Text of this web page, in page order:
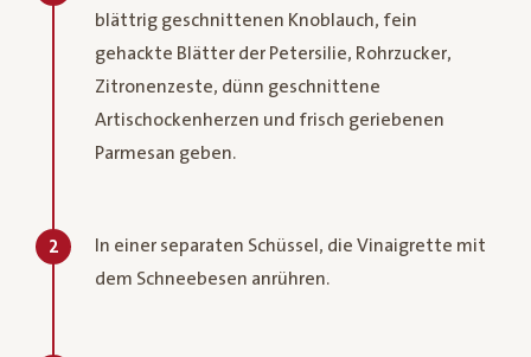
blättrig geschnittenen Knoblauch, fein
gehackte Blätter der Petersilie, Rohrzucker,
Zitronenzeste, dünn geschnittene
Artischockenherzen und frisch geriebenen
Parmesan geben.
2
In einer separaten Schüssel, die Vinaigrette mit
dem Schneebesen anrühren.